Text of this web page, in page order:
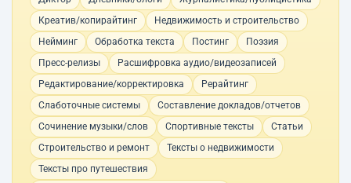
Креатив/копирайтинг
Недвижимость и строительство
Нейминг
Обработка текста Постинг
Поэзия
Пресс-релизы
Расшифровка аудио/видеозаписей
Редактирование/корректировка
Рерайтинг
Слаботочные системы
Составление докладов/отчетов
Сочинение музыки/слов
Спортивные тексты
Статьи
Строительство и ремонт
Тексты о недвижимости
Тексты про путешествия